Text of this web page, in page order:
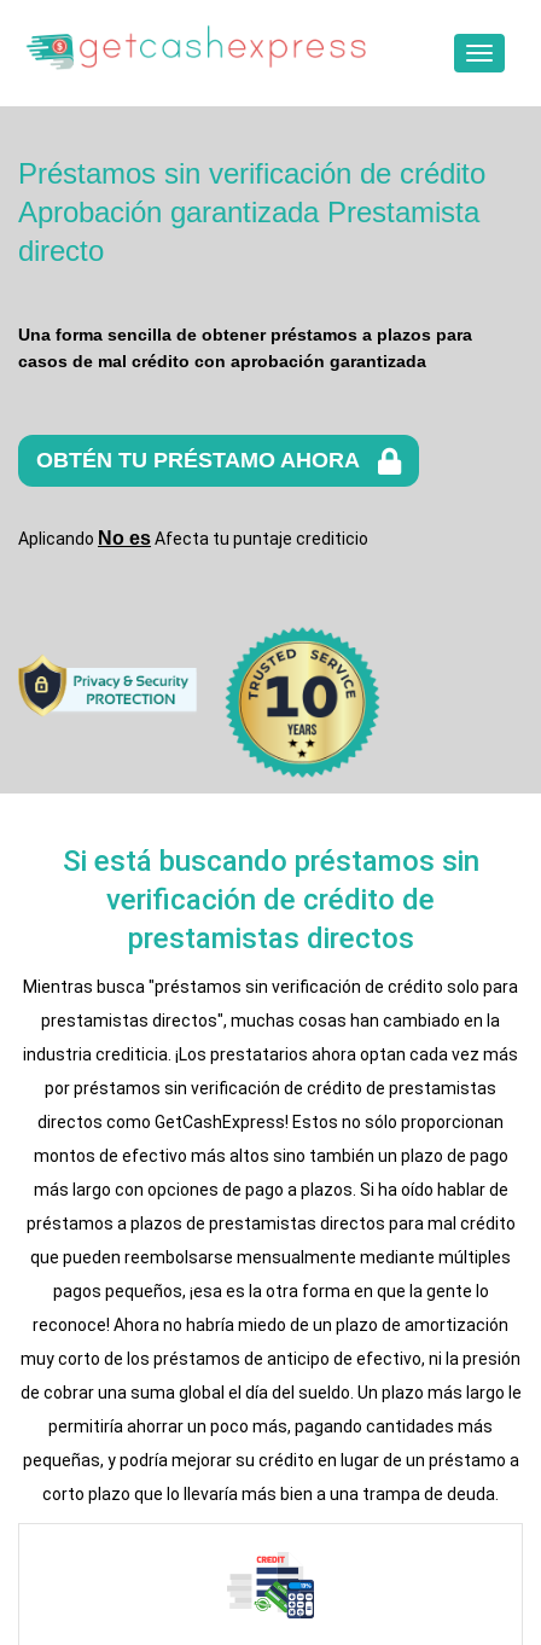
Toggle
Préstamos sin verificación de crédito
Aprobación garantizada Prestamista
directo
Una forma sencilla de obtener préstamos a plazos para
casos de mal crédito con aprobación garantizada
OBTÉN TU PRÉSTAMO AHORA
Aplicando No esAfecta tu puntaje crediticio
Si está buscando préstamos sin
verificación de crédito de
prestamistas directos
Mientras busca "préstamos sin verificación de crédito solo para
prestamistas directos", muchas cosas han cambiado en la
industria crediticia. ¡Los prestatarios ahora optan cada vez más
por préstamos sin verificación de crédito de prestamistas
directos como GetCashExpress! Estos no sólo proporcionan
montos de efectivo más altos sino también un plazo de pago
más largo con opciones de pago a plazos. Si ha oído hablar de
préstamos a plazos de prestamistas directos para mal crédito
que pueden reembolsarse mensualmente mediante múltiples
pagos pequeños, ¡esa es la otra forma en que la gente lo
reconoce! Ahora no habría miedo de un plazo de amortización
muy corto de los préstamos de anticipo de efectivo, ni la presión
de cobrar una suma global el día del sueldo. Un plazo más largo le
permitiría ahorrar un poco más, pagando cantidades más
pequeñas, y podría mejorar su crédito en lugar de un préstamo a
corto plazo que lo llevaría más bien a una trampa de deuda.